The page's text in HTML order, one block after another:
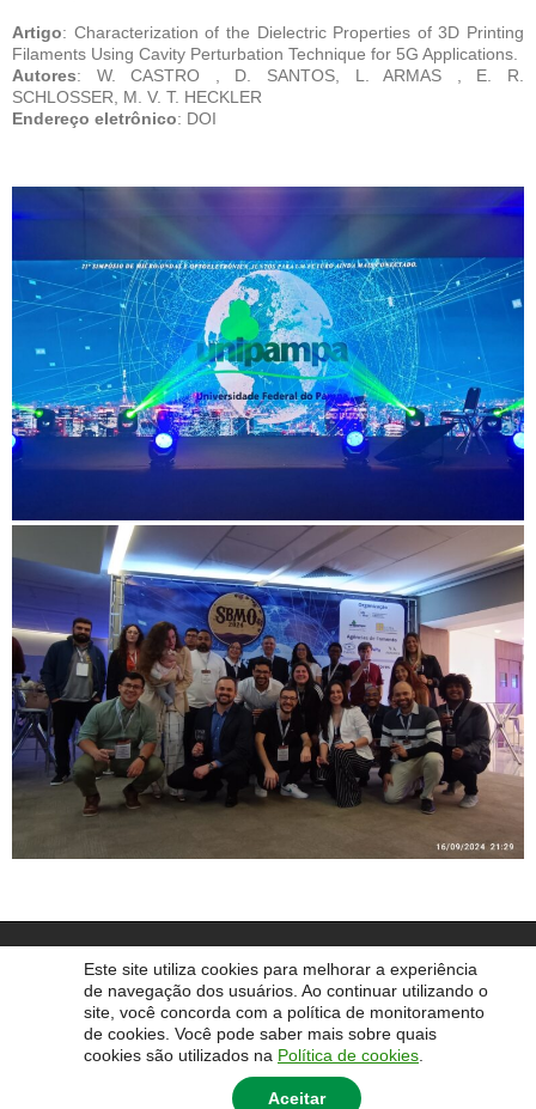
Este site utiliza cookies para melhorar a experiência
de navegação dos usuários. Ao continuar utilizando o
site, você concorda com a política de monitoramento
de cookies. Você pode saber mais sobre quais
cookies são utilizados na Política de cookies
Aceitar
Artigo: Characterization of the Dielectric Properties of 3D Printing
Filaments Using Cavity Perturbation Technique for 5G Applications.
Autores: W. CASTRO , D. SANTOS, L. ARMAS , E. R.
SCHLOSSER, M. V. T. HECKLER
Endereço eletrônico: DOI